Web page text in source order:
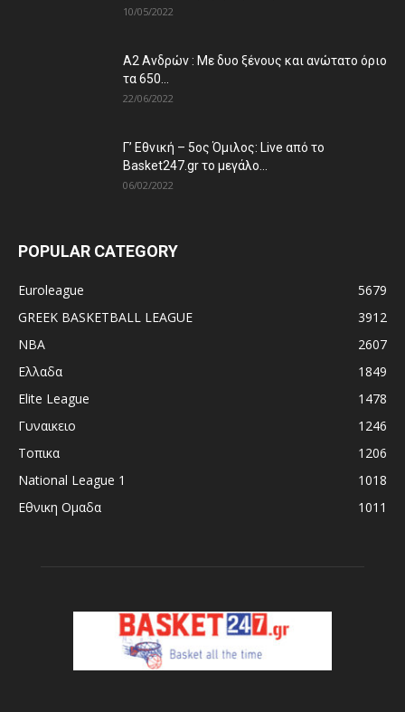
10/05/2022
Α2 Ανδρών : Με δυο ξένους και ανώτατο όριο
τα 650...
22/06/2022
Γ’ Εθνική – 5ος Όμιλος: Live από το
Basket247.gr το μεγάλο...
06/02/2022
POPULAR CATEGORY
Euroleague
5679
GREEK BASKETBALL LEAGUE
3912
NBA
2607
Ελλαδα
1849
Elite League
1478
Γυναικειο
1246
Τοπικα
1206
National League 1
1018
Εθνικη Ομαδα
1011